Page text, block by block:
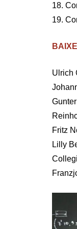
18.
19.
Ulrich
Fritz
Lilly